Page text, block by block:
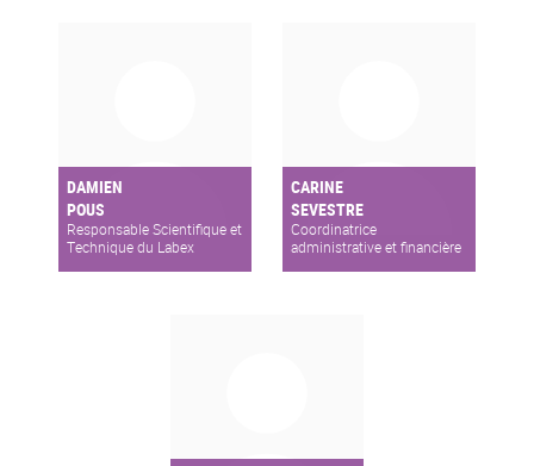
DAMIEN
POUS
Responsable Scientifique et
Technique du Labex
CARINE
SEVESTRE
Coordinatrice
administrative et financière